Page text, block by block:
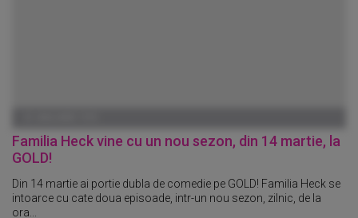
Familia Heck vine cu un nou sezon, din 14 martie, la
GOLD!
Din 14 martie ai portie dubla de comedie pe GOLD! Familia Heck se
intoarce cu cate doua episoade, intr-un nou sezon, zilnic, de la
ora...